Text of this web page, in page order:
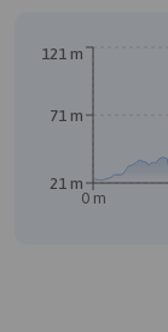
0 m
21 m
71 m
121 m